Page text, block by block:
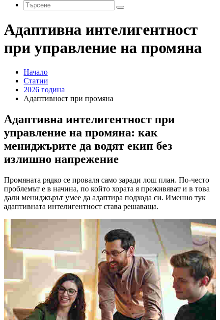
Адаптивна интелигентност
при управление на промяна
Начало
Статии
2026 година
Адаптивност при промяна
Адаптивна интелигентност при
управление на промяна: как
мениджърите да водят екип без
излишно напрежение
Промяната рядко се проваля само заради лош план. По-често
проблемът е в начина, по който хората я преживяват и в това
дали мениджърът умее да адаптира подхода си. Именно тук
адаптивната интелигентност става решаваща.